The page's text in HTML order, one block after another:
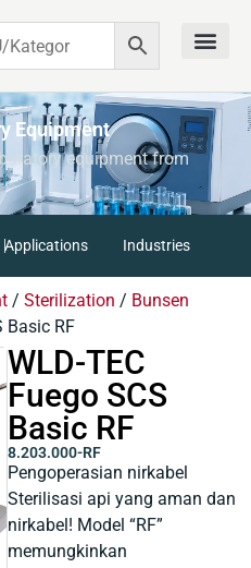
Equipment
equipment from
Applications Industries
/ Sterilization / Bunsen
Basic RF
WLD-TEC
Fuego SCS
Basic RF
8.203.000-RF
Pengoperasian nirkabel
Sterilisasi api yang aman dan
nirkabel! Model “RF”
memungkinkan